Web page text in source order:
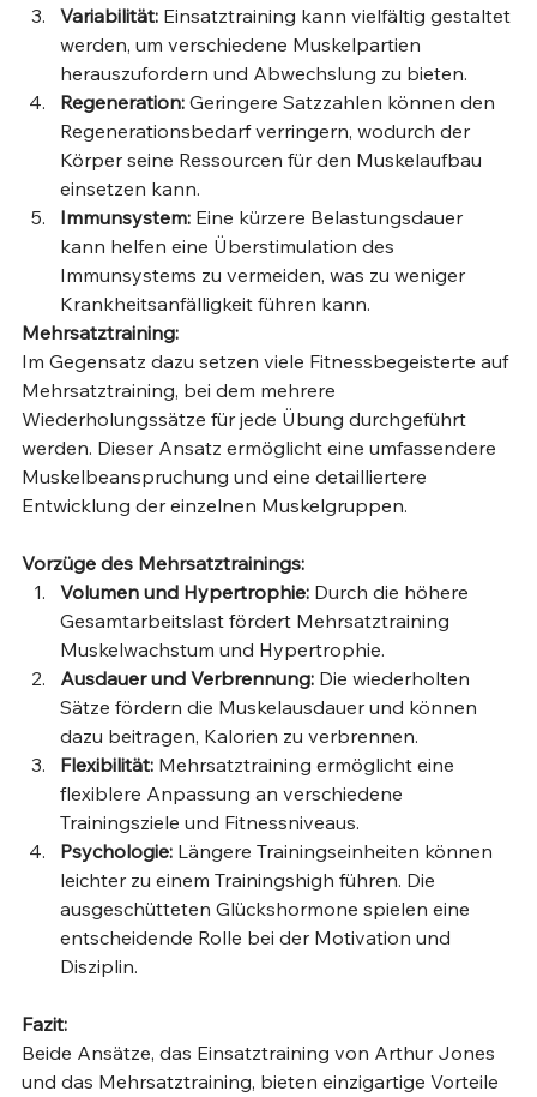
Variabilität: Einsatztraining kann vielfältig gestaltet
werden, um verschiedene Muskelpartien
herauszufordern und Abwechslung zu bieten.
Regeneration: Geringere Satzzahlen können den
Regenerationsbedarf verringern, wodurch der
Körper seine Ressourcen für den Muskelaufbau
einsetzen kann.
Immunsystem: Eine kürzere Belastungsdauer
kann helfen eine Überstimulation des
Immunsystems zu vermeiden, was zu weniger
Krankheitsanfälligkeit führen kann.
Mehrsatztraining:
Im Gegensatz dazu setzen viele Fitnessbegeisterte auf
Mehrsatztraining, bei dem mehrere
Wiederholungssätze für jede Übung durchgeführt
werden. Dieser Ansatz ermöglicht eine umfassendere
Muskelbeanspruchung und eine detailliertere
Entwicklung der einzelnen Muskelgruppen.
Vorzüge des Mehrsatztrainings:
Volumen und Hypertrophie: Durch die höhere
Gesamtarbeitslast fördert Mehrsatztraining
Muskelwachstum und Hypertrophie.
Ausdauer und Verbrennung: Die wiederholten
Sätze fördern die Muskelausdauer und können
dazu beitragen, Kalorien zu verbrennen.
Flexibilität: Mehrsatztraining ermöglicht eine
flexiblere Anpassung an verschiedene
Trainingsziele und Fitnessniveaus.
Psychologie: Längere Trainingseinheiten können
leichter zu einem Trainingshigh führen. Die
ausgeschütteten Glückshormone spielen eine
entscheidende Rolle bei der Motivation und
Disziplin.
Fazit:
Beide Ansätze, das Einsatztraining von Arthur Jones
und das Mehrsatztraining, bieten einzigartige Vorteile